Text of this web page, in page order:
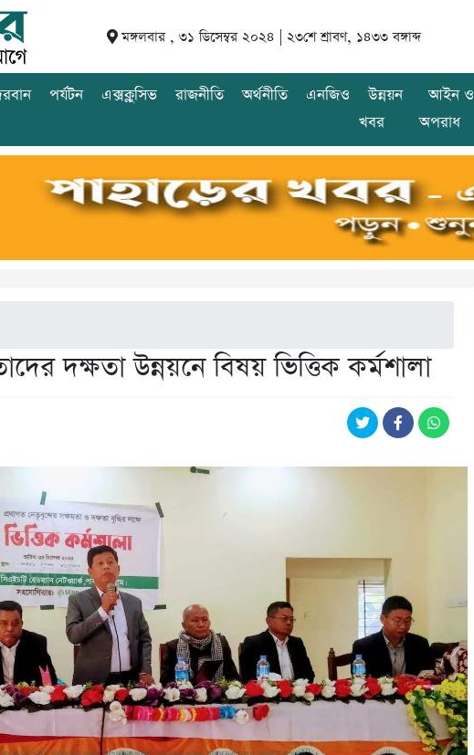
মঙ্গলবার , ৩১ ডিসেম্বর ২০২৪ | ২৩শে শ্রাবণ, ১৪৩৩ বঙ্গাব্দ
পর্যটন এক্সক্লুসিভ রাজনীতি অর্থনীতি এনজিও
উন্নয়ন
খবর
আইন ও
অপরাধ
দক্ষতা উন্নয়নে বিষয় ভিত্তিক কর্মশালা